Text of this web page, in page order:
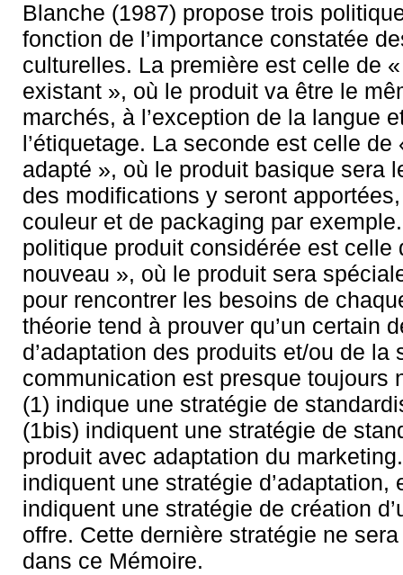
Blanche (1987) propose trois
fonction de l’importance constatée
culturelles. La première est celle de
existant », où le produit va être le
marchés, à l’exception de la langue
l’étiquetage. La seconde est celle de
adapté », où le produit basique sera
des modifications y seront
couleur et de packaging par
politique produit considérée est celle
nouveau », où le produit sera
pour rencontrer les besoins de
théorie tend à prouver qu’un certain
d’adaptation des produits et/ou de la
communication est presque toujours
(1) indique une stratégie de
(1bis) indiquent une stratégie de
produit avec adaptation du
indiquent une stratégie d’adaptation,
indiquent une stratégie de création
offre. Cette dernière stratégie ne
dans ce Mémoire.